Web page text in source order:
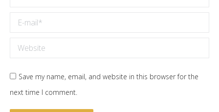
E-mail *
Website
Save my name, email, and website in this browser for the
next time I comment.